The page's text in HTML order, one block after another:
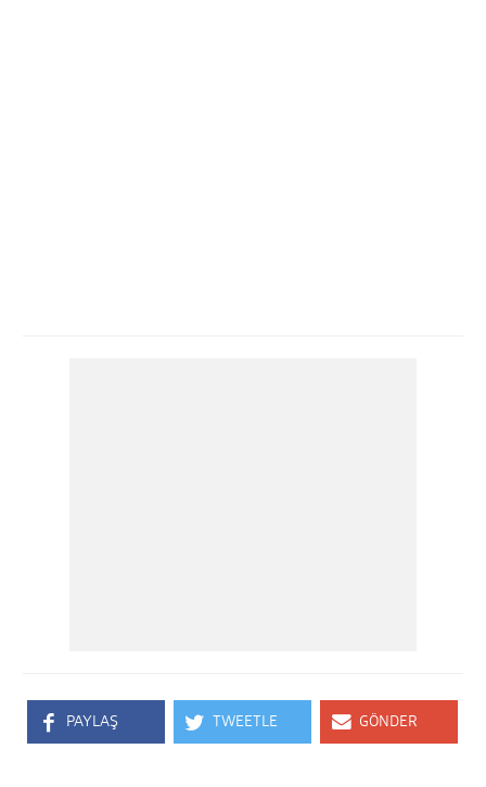
PAYLAŞ TWEETLE GÖNDER